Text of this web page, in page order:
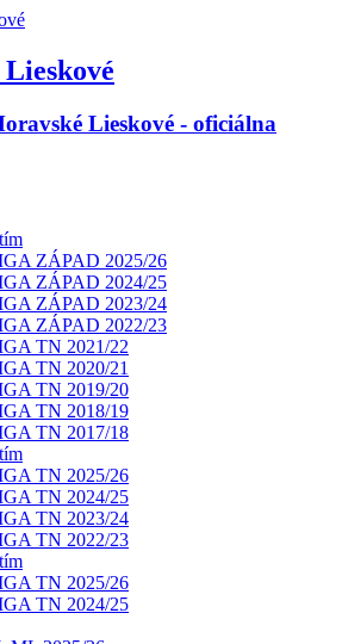
Lieskové - oficiálna
ZÁPAD 2025/26
ZÁPAD 2024/25
ZÁPAD 2023/24
ZÁPAD 2022/23
TN 2021/22
TN 2020/21
TN 2019/20
TN 2018/19
TN 2017/18
TN 2025/26
TN 2024/25
TN 2023/24
TN 2022/23
TN 2025/26
TN 2024/25